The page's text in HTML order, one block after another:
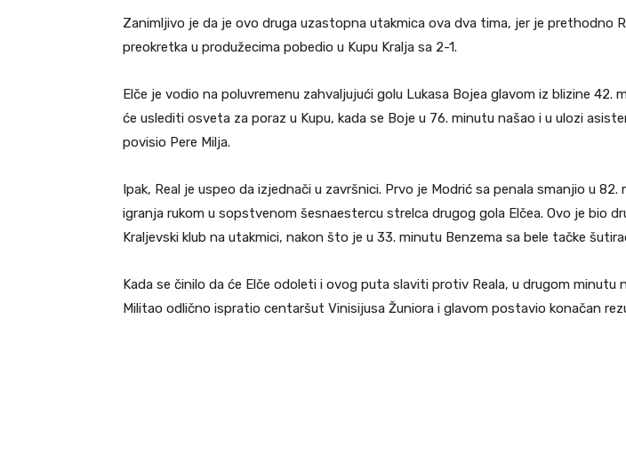
Zanimljivo je da je ovo druga uzastopna utakmica ova dva tima, jer je prethodno
preokretka u produžecima pobedio u Kupu Kralja sa 2-1.
Elče je vodio na poluvremenu zahvaljujući golu Lukasa Bojea glavom iz blizine 42.
će uslediti osveta za poraz u Kupu, kada se Boje u 76. minutu našao i u ulozi
povisio Pere Milja.
Ipak, Real je uspeo da izjednači u završnici. Prvo je Modrić sa penala smanjio u 82.
igranja rukom u sopstvenom šesnaestercu strelca drugog gola Elčea. Ovo je bio
Kraljevski klub na utakmici, nakon što je u 33. minutu Benzema sa bele tačke
Kada se činilo da će Elče odoleti i ovog puta slaviti protiv Reala, u drugom minutu
Militao odlično ispratio centaršut Vinisijusa Žuniora i glavom postavio konačan